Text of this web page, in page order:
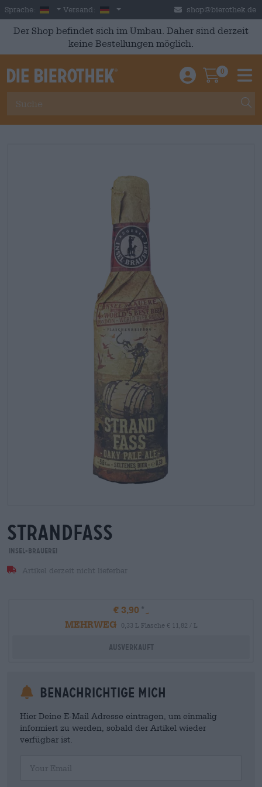
Skip to main content
Sprache: German
Versand: Deutschland shop@bierothek.de
Der Shop befindet sich im Umbau. Daher sind derzeit
keine Bestellungen möglich.
Einloggen /
0
strandfass
Insel-Brauerei
Artikel derzeit nicht lieferbar
€ 3,90
MEHRWEG
0,33 L Flasche € 11,82 / L
Ausverkauft
Benachrichtige mich
Hier Deine E-Mail Adresse eintragen, um einmalig
informiert zu werden, sobald der Artikel wieder
verfügbar ist.